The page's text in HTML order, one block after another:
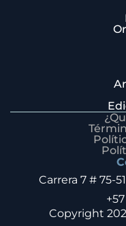
Carrera 7 # 75-
Copyright